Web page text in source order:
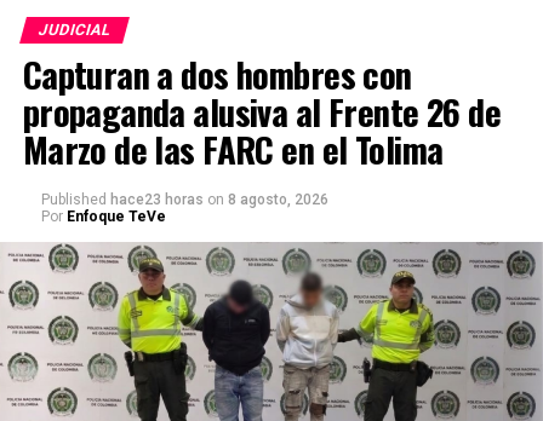
JUDICIAL
Capturan a dos hombres con
propaganda alusiva al Frente 26 de
Marzo de las FARC en el Tolima
Published hace23 horas on 8 agosto, 2026
Por Enfoque TeVe